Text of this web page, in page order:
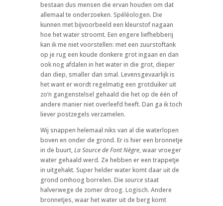
bestaan dus mensen die ervan houden om dat
allemaal te onderzoeken. Spéléologen. Die
kunnen met bijvoorbeeld een kleurstof nagaan
hoe het water stroomt. Een engere liefhebberij
kan ik me niet voorstellen: met een zuurstoftank
op je rug een koude donkere grot ingaan en dan
ook nog afdalen in het water in die grot, dieper
dan diep, smaller dan smal. Levensgevaarlijk is
het want er wordt regelmatig een grotduiker uit
zo’n gangenstelsel gehaald die het op de één of
andere manier niet overleefd heeft. Dan ga ik toch
liever postzegels verzamelen.
Wij snappen helemaal niks van al die waterlopen
boven en onder de grond. Er is hier een bronnetje
in de buurt,La Source de Font Nègre, waar vroeger
water gehaald werd. Ze hebben er een trappetje
in uitgehakt. Super helder water komt daar uit de
grond omhoog borrelen. Die sourcestaat
halverwege de zomer droog. Logisch. Andere
bronnetjes, waar het water uit de berg komt